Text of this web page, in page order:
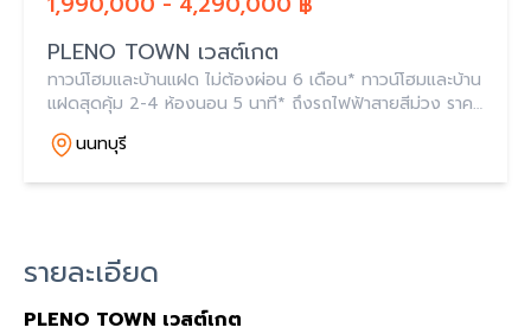
PLENO TOWN เวสต์เกต
ทาวน์โฮมและบ้านแฝด ไม่ต้องผ่อน 6 เดือน* ทาวน์โฮมและบ้าน
แฝดสุดคุ้ม 2-4 ห้องนอน 5 นาที* ถึงรถไฟฟ้าสายสีม่วง ราคา
สุดคุ้ม 1.99 - 4.29 ล้าน*
นนทบุรี
รายละเอียด
PLENO TOWN เวสต์เกต